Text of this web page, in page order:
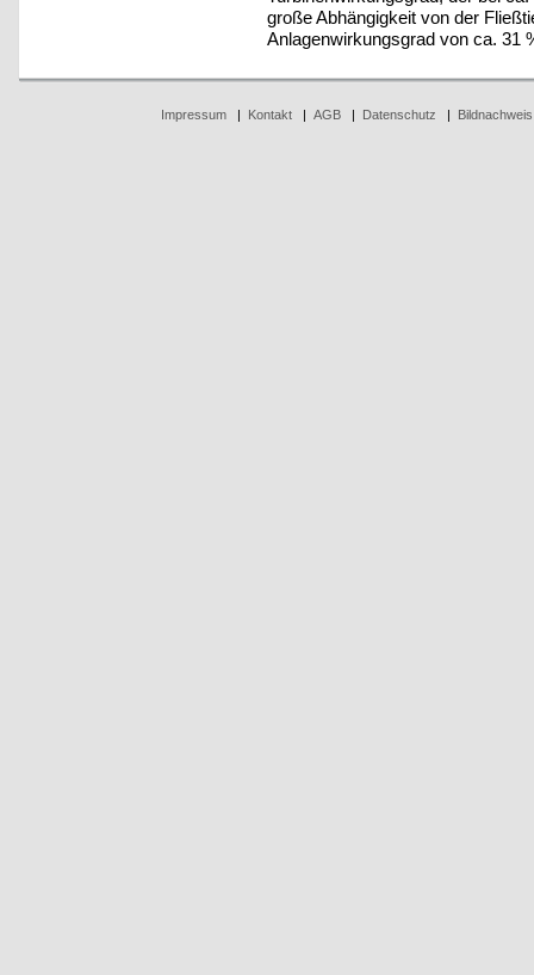
große Abhängigkeit von der
Anlagenwirkungsgrad von ca. 31
Impressum| Kontakt| AGB| Datenschutz | Bildnachweis